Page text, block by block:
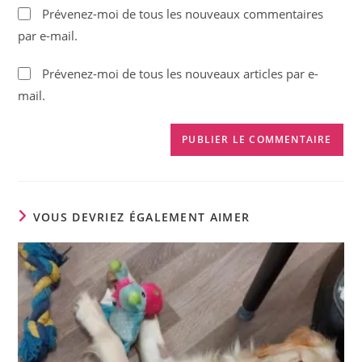
comment
de
votre
site
(facultatif)
Prévenez-moi de tous les nouveaux commentaires
par e-mail.
Prévenez-moi de tous les nouveaux articles par e-
mail.
VOUS DEVRIEZ ÉGALEMENT AIMER